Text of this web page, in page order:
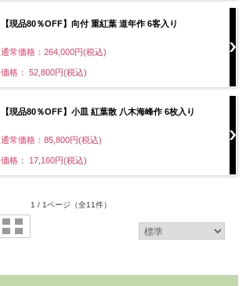
【現品80％OFF】向付 重紅葉 道年作 6客入り
通常価格：264,000円(税込)
価格： 52,800円(税込)
【現品80％OFF】小皿 紅葉散 八木海峰作 6枚入り
通常価格：85,800円(税込)
価格： 17,160円(税込)
1 / 1ページ （全11件）